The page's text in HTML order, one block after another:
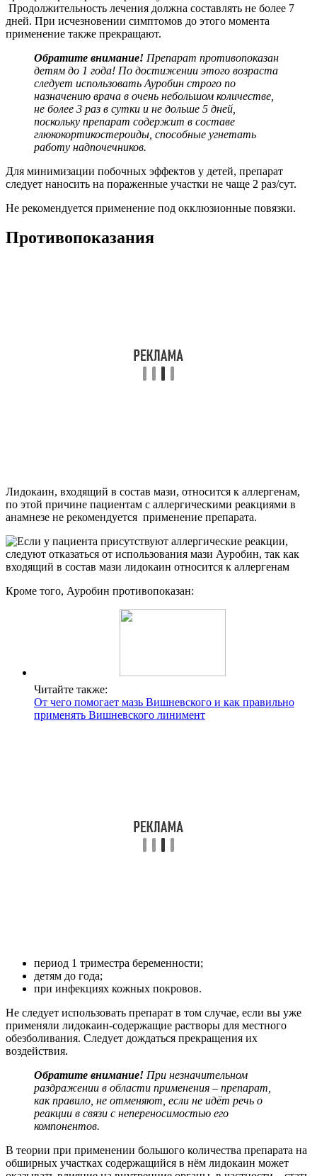
Продолжительность лечения должна составлять не более 7
дней. При исчезновении симптомов до этого момента
применение также прекращают.
Обратите внимание! Препарат противопоказан
детям до 1 года! По достижении этого возраста
следует использовать Ауробин строго по
назначению врача в очень небольшом количестве,
не более 3 раз в сутки и не дольше 5 дней,
поскольку препарат содержит в составе
глюкокортикостероиды, способные угнетать
работу надпочечников.
Для минимизации побочных эффектов у детей, препарат
следует наносить на пораженные участки не чаще 2 раз/сут.
Не рекомендуется применение под окклюзионные повязки.
Противопоказания
Лидокаин, входящий в состав мази, относится к аллергенам,
по этой причине пациентам с аллергическими реакциями в
анамнезе не рекомендуется применение препарата.
Кроме того, Ауробин противопоказан:
Читайте также:
От чего помогает мазь Вишневского и как правильно
применять Вишневского линимент
период 1 триместра беременности;
детям до года;
при инфекциях кожных покровов.
Не следует использовать препарат в том случае, если вы уже
применяли лидокаин-содержащие растворы для местного
обезболивания. Следует дождаться прекращения их
воздействия.
Обратите внимание! При незначительном
раздражении в области применения – препарат,
как правило, не отменяют, если не идёт речь о
реакции в связи с непереносимостью его
компонентов.
В теории при применении большого количества препарата на
обширных участках содержащийся в нём лидокаин может